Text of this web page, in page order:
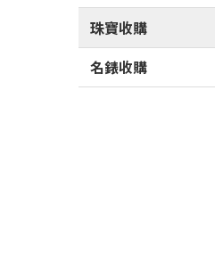
珠寶收購
名錶收購